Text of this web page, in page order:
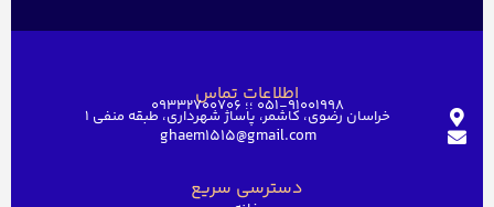
اطلاعات تماس051-91001998 ؛؛ 09332700706
خراسان رضوی، کاشمر، پاساژ شهرداری، طبقه منفی ۱
ghaem1515@gmail.com
دسترسی سریع